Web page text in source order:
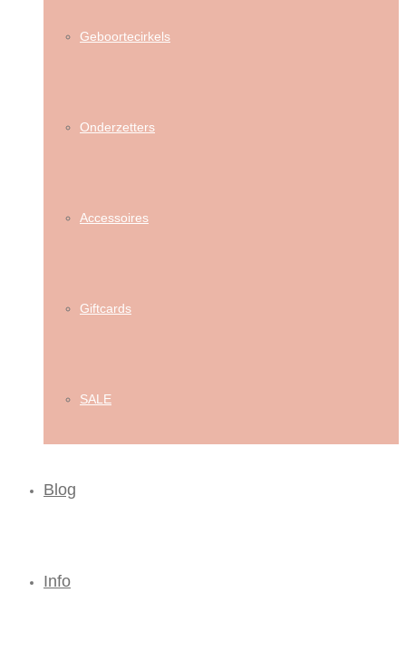
Geboortecirkels
Onderzetters
Accessoires
Giftcards
SALE
Blog
Info